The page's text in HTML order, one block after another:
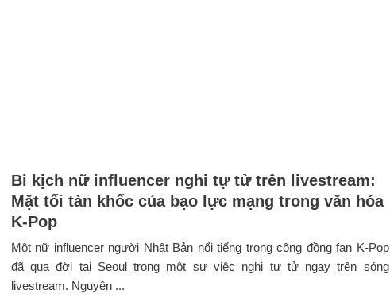
Bi kịch nữ influencer nghi tự tử trên livestream:
Mặt tối tàn khốc của bạo lực mạng trong văn hóa
K-Pop
Một nữ influencer người Nhật Bản nổi tiếng trong cộng đồng fan K-Pop
đã qua đời tại Seoul trong một sự việc nghi tự tử ngay trên sóng
livestream. Nguyên ...